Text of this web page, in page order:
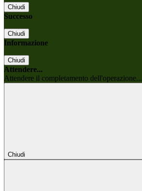
Chiudi
Successo
Chiudi
Informazione
Chiudi
Attendere...
Attendere il completamento dell'operazione...
Chiudi